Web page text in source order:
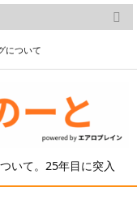
いて。25年目に突入

メニュー

検索
について